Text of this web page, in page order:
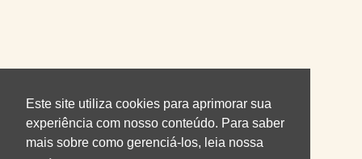
Este site utiliza cookies para aprimorar sua
experiência com nosso conteúdo. Para saber
mais sobre como gerenciá-los, leia nossa